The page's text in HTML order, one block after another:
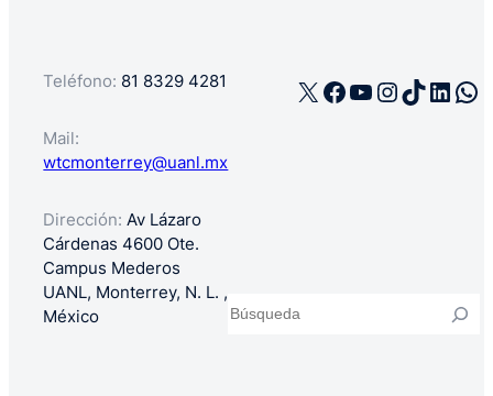
Teléfono: 81 8329 4281
Mail:
wtcmonterrey@uanl.mx
Dirección: Av Lázaro
Cárdenas 4600 Ote.
Campus Mederos
UANL, Monterrey, N. L. ,
México
X Facebook
YouTube
TikTok